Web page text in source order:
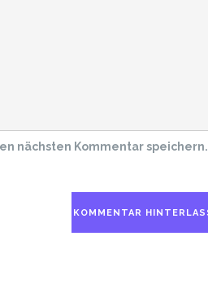
nächsten Kommentar speichern.